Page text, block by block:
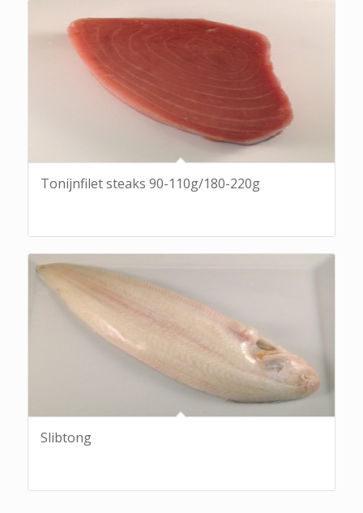
Tonijnfilet steaks 90-110g/180-220g
Slibtong